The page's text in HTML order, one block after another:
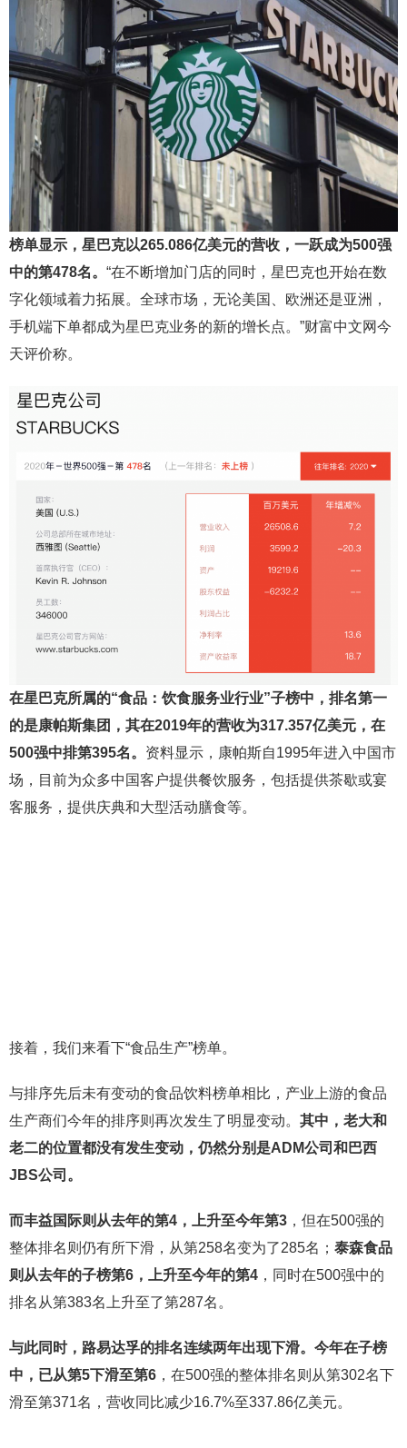
榜单显示，星巴克以265.086亿美元的营收，一跃成为500强
中的第478名。 “在不断增加门店的同时，星巴克也开始在数
字化领域着力拓展。全球市场，无论美国、欧洲还是亚洲，
手机端下单都成为星巴克业务的新的增长点。”财富中文网今
天评价称。
在星巴克所属的“食品：饮食服务业行业”子榜中，排名第一
的是康帕斯集团，其在2019年的营收为317.357亿美元，在
500强中排第395名。 资料显示，康帕斯自1995年进入中国市
场，目前为众多中国客户提供餐饮服务，包括提供茶歇或宴
客服务，提供庆典和大型活动膳食等。
接着，我们来看下“食品生产”榜单。
与排序先后未有变动的食品饮料榜单相比，产业上游的食品
生产商们今年的排序则再次发生了明显变动。 其中，老大和
老二的位置都没有发生变动，仍然分别是ADM公司和巴西
JBS公司。
而丰益国际则从去年的第4，上升至今年第3 ，但在500强的
整体排名则仍有所下滑，从第258名变为了285名； 泰森食品
则从去年的子榜第6，上升至今年的第4 ，同时在500强中的
排名从第383名上升至了第287名。
与此同时，路易达孚的排名连续两年出现下滑。今年在子榜
中，已从第5下滑至第6 ，在500强的整体排名则从第302名下
滑至第371名，营收同比减少16.7%至337.86亿美元。